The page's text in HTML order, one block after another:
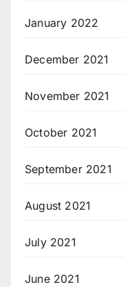
January 2022
December 2021
November 2021
October 2021
September 2021
August 2021
July 2021
June 2021